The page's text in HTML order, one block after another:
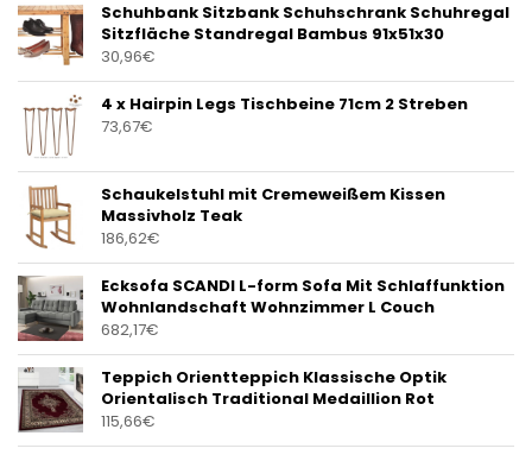
Schuhbank Sitzbank Schuhschrank Schuhregal
Sitzfläche Standregal Bambus 91x51x30
30,96€
4 x Hairpin Legs Tischbeine 71cm 2 Streben
73,67€
Schaukelstuhl mit Cremeweißem Kissen
Massivholz Teak
186,62€
Ecksofa SCANDI L-form Sofa Mit Schlaffunktion
Wohnlandschaft Wohnzimmer L Couch
682,17€
Teppich Orientteppich Klassische Optik
Orientalisch Traditional Medaillion Rot
115,66€